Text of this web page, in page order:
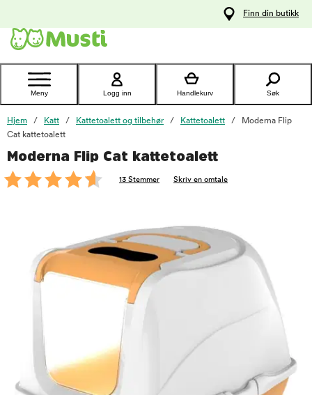
Kontakt
kundeservice
Finn din butikk
Meny Logg inn Handlekurv Søk
Hjem Katt Kattetoalett og tilbehør Kattetoalett
Moderna Flip
Cat kattetoalett
Moderna Flip Cat kattetoalett
13 Stemmer Skriv en omtale
foo